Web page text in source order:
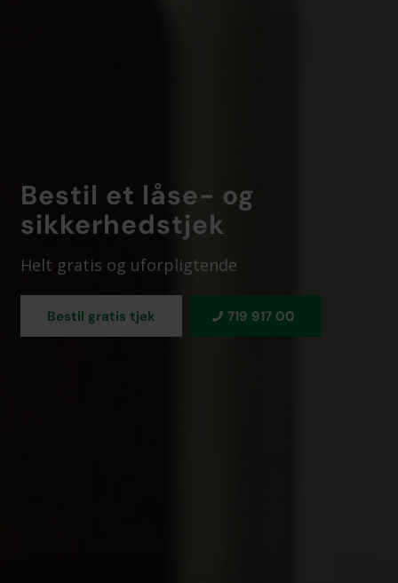
Bestil et låse- og
sikkerhedstjek
Helt gratis og uforpligtende
Bestil gratis tjek 719 917 00